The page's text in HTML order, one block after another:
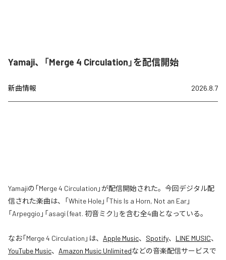
Yamaji、「Merge 4 Circulation」を配信開始
新曲情報 2026.8.7
Yamajiの「Merge 4 Circulation」が配信開始された。今回デジタル配
信された楽曲は、「White Hole」「This Is a Horn, Not an Ear」
「Arpeggio」「asagi (feat. 初音ミク)」を含む全4曲となっている。
なお「Merge 4 Circulation 」は、 Apple Music、 Spotify、 LINE MUSIC、
YouTube Music、 Amazon Music Unlimitedなどの音楽配信サービスで